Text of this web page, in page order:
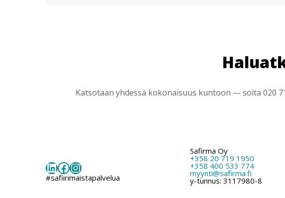
Katsotaan yhdessä kokonaisuus kuntoon — soita 020
LinkedIn
Facebook
Instagram
#safiirimaistapalvelua
Safirma Oy
+358 20 719 1950
+358 400 533 774
myynti@safirma.fi
y-tunnus: 3117980-8